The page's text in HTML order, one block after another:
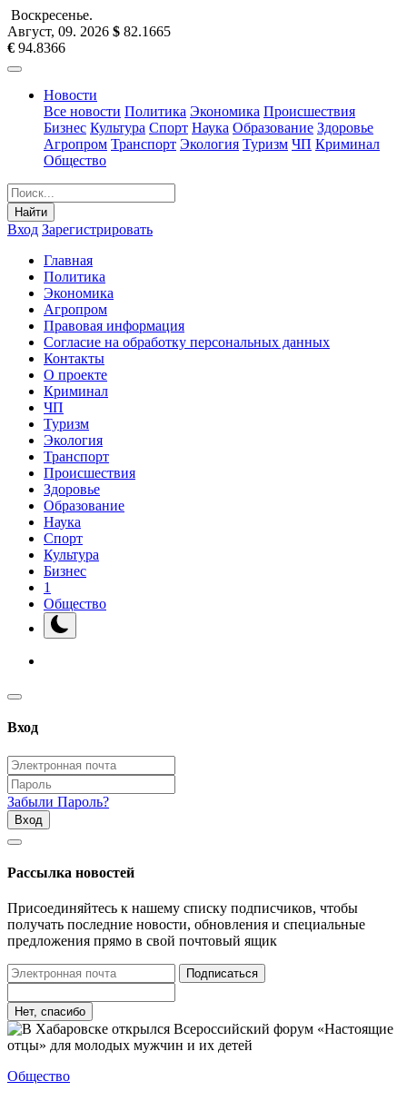
Воскресенье.
Август, 09. 2026 $ 82.1665
€ 94.8366
Новости
Все новости Политика Экономика Происшествия
Бизнес Культура Спорт Наука Образование Здоровье
Агропром Транспорт Экология Туризм ЧП Криминал
Общество
Найти
Вход Зарегистрировать
Главная
Политика
Экономика
Агропром
Правовая информация
Согласие на обработку персональных данных
Контакты
О проекте
Криминал
ЧП
Туризм
Экология
Транспорт
Происшествия
Здоровье
Образование
Наука
Спорт
Культура
Бизнес
1
Общество
Вход
Забыли Пароль?
Вход
Рассылка новостей
Присоединяйтесь к нашему списку подписчиков, чтобы
получать последние новости, обновления и специальные
предложения прямо в свой почтовый ящик
Подписаться
Нет, спасибо
Общество